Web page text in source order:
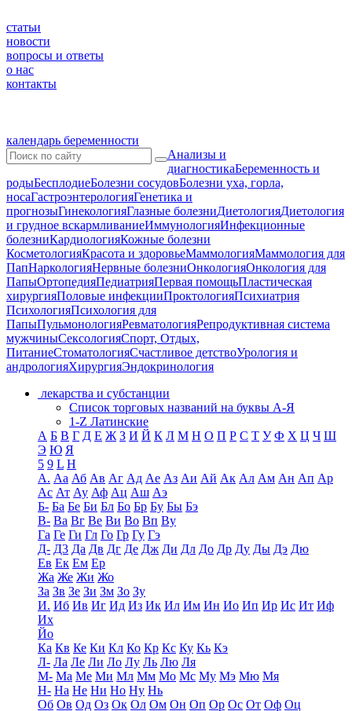
статьи
новости
вопросы и ответы
о нас
контакты
календарь беременности
Анализы и
диагностикаБеременность и
родыБесплодиеБолезни сосудовБолезни уха, горла,
носаГастроэнтерологияГенетика и
прогнозыГинекологияГлазные болезниДиетологияДиетология
и грудное вскармливаниеИммунологияИнфекционные
болезниКардиологияКожные болезни
КосметологияКрасота и здоровьеМаммологияМаммология для
ПапНаркологияНервные болезниОнкологияОнкология для
ПапыОртопедияПедиатрияПервая помощьПластическая
хирургияПоловые инфекцииПроктологияПсихиатрия
ПсихологияПсихология для
ПапыПульмонологияРевматологияРепродуктивная система
мужчиныСексологияСпорт, Отдых,
ПитаниеСтоматологияСчастливое детствоУрология и
андрологияХирургияЭндокринология
лекарства и субстанции
Список торговых названий на буквы А-Я
1-Z Латинские
А Б В Г Д Е Ж З И Й К Л М Н О П Р С Т У Ф Х Ц Ч Ш
Э Ю Я
5 9 L H
А. Аа Аб Ав Аг Ад Ае Аз Аи Ай Ак Ал Ам Ан Ап Ар
Ас Ат Ау Аф Ац Аш Аэ
Б- Ба Бе Би Бл Бо Бр Бу Бы Бэ
В- Ва Вг Ве Ви Во Вп Ву
Га Ге Ги Гл Го Гр Гу Гэ
Д- Д3 Да Дв Дг Де Дж Ди Дл До Др Ду Ды Дэ Дю
Ев Ек Ем Ер
Жа Же Жи Жо
За Зв Зе Зи Зм Зо Зу
И. Иб Ив Иг Ид Из Ик Ил Им Ин Ио Ип Ир Ис Ит Иф
Их
Йо
Ка Кв Ке Ки Кл Ко Кр Кс Ку Кь Кэ
Л- Ла Ле Ли Ло Лу Ль Лю Ля
М- Ма Ме Ми Мл Мм Мо Мс Му Мэ Мю Мя
Н- На Не Ни Но Ну Нь
Об Ов Од Оз Ок Ол Ом Он Оп Ор Ос От Оф Оц